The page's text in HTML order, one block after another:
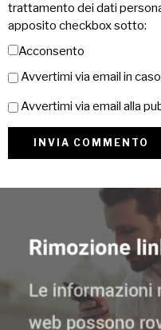
trattamento dei dati
apposito checkbox sotto:
Acconsento
Avvertimi via email in
Avvertimi via email alla